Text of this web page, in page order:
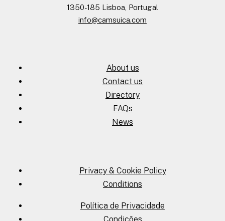
1350-185 Lisboa, Portugal
info@camsuica.com
About us
Contact us
Directory
FAQs
News
Privacy & Cookie Policy
Conditions
Política de Privacidade